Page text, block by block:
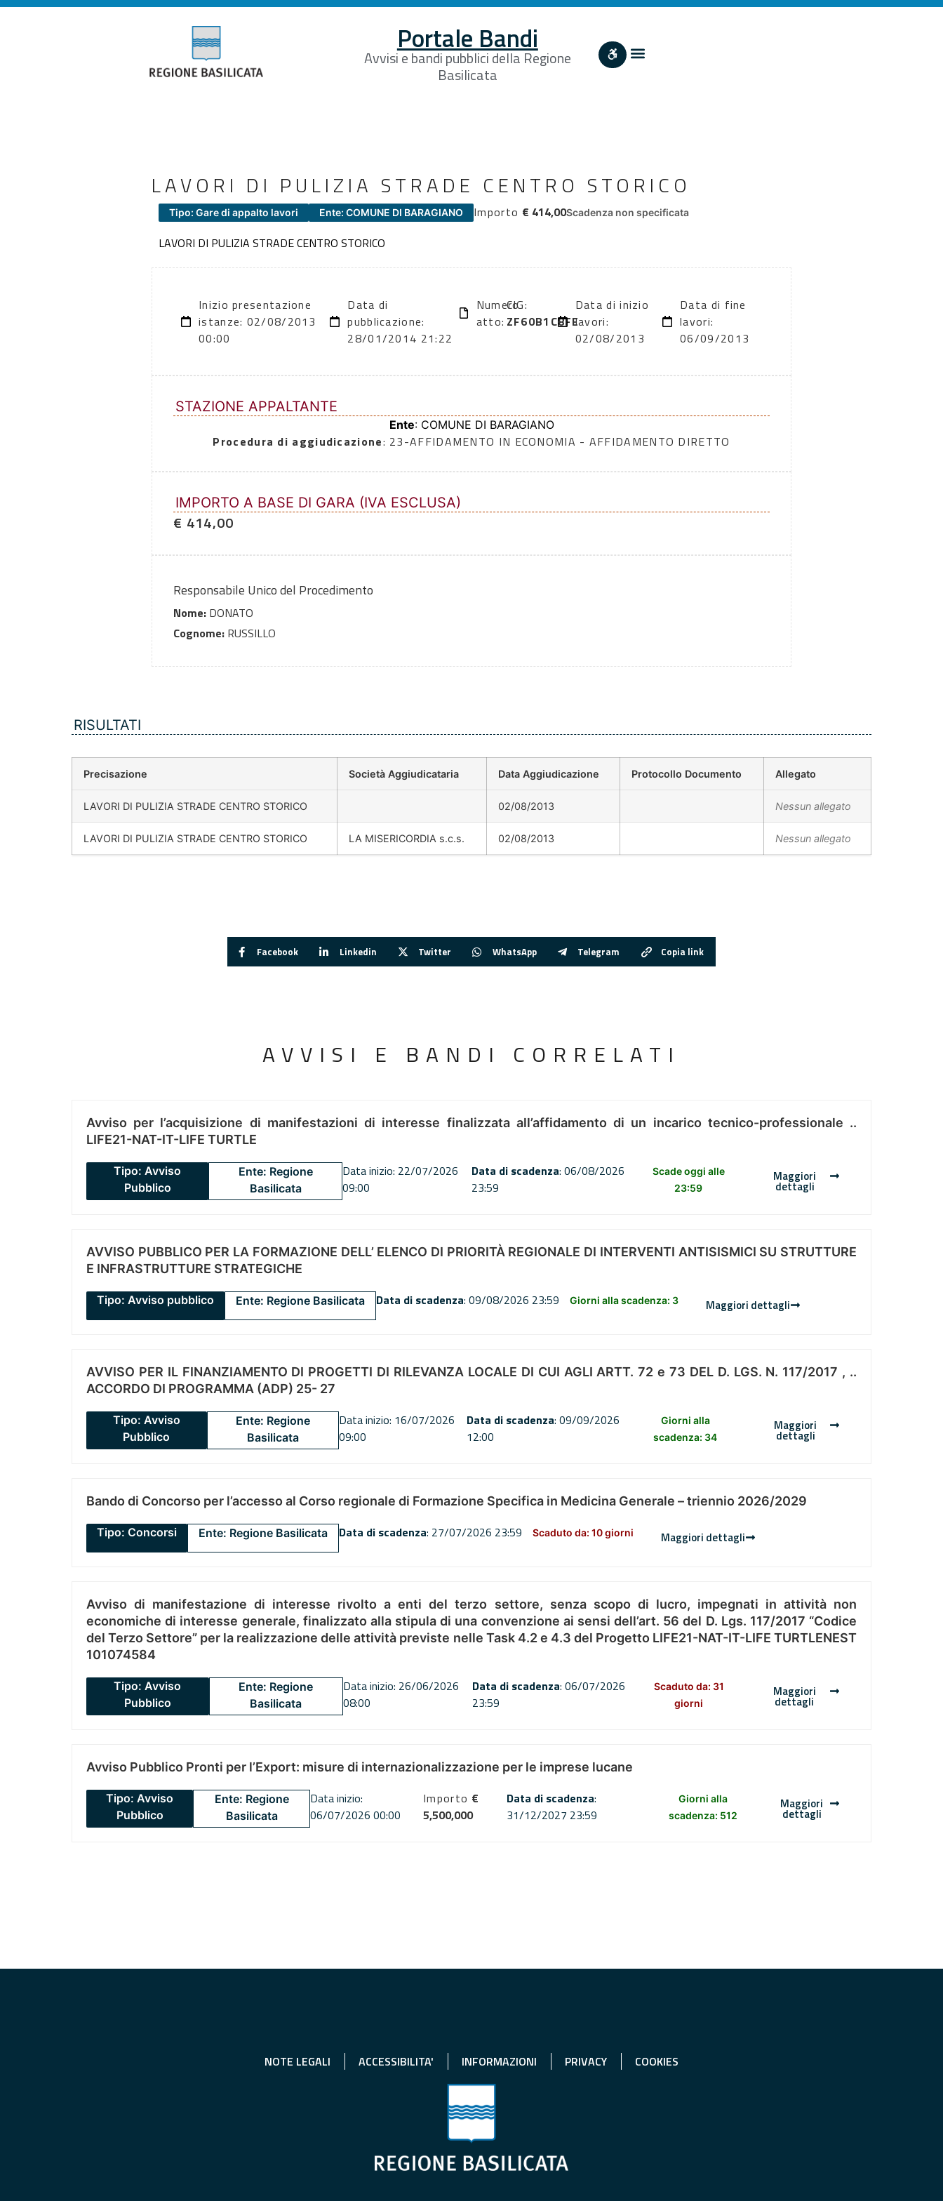
Portale Bandi
Avvisi e bandi pubblici della Regione
Basilicata
LAVORI DI PULIZIA STRADE CENTRO STORICO
Tipo: Gare di appalto lavori Ente: COMUNE DI BARAGIANO Importo € 414,00Scadenza non specificata
LAVORI DI PULIZIA STRADE CENTRO STORICO
Inizio presentazione
istanze: 02/08/2013
00:00
Data di
pubblicazione:
28/01/2014 21:22
Numero
atto:
CIG:
ZF60B1C8FE
Data di inizio
lavori:
02/08/2013
Data di fine
lavori:
06/09/2013
STAZIONE APPALTANTE
Ente: COMUNE DI BARAGIANO
Procedura di aggiudicazione: 23-AFFIDAMENTO IN ECONOMIA - AFFIDAMENTO DIRETTO
IMPORTO A BASE DI GARA (IVA ESCLUSA)
€ 414,00
Responsabile Unico del Procedimento
Nome: DONATO
Cognome: RUSSILLO
RISULTATI
Precisazione Società Aggiudicataria Data Aggiudicazione Protocollo Documento Allegato
LAVORI DI PULIZIA STRADE CENTRO STORICO 02/08/2013 Nessun allegato
LAVORI DI PULIZIA STRADE CENTRO STORICO LA MISERICORDIA s.c.s. 02/08/2013 Nessun allegato
Facebook Linkedin Twitter WhatsApp Telegram Copia link
AVVISI E BANDI CORRELATI
Avviso per l’acquisizione di manifestazioni di interesse finalizzata all’affidamento di un incarico tecnico-professionale ..
LIFE21-NAT-IT-LIFE TURTLE
Tipo: Avviso
Pubblico
Ente: Regione
Basilicata
Data inizio: 22/07/2026
09:00
Data di scadenza: 06/08/2026
23:59
Scade oggi alle
23:59
Maggiori
dettagli
AVVISO PUBBLICO PER LA FORMAZIONE DELL’ ELENCO DI PRIORITÀ REGIONALE DI INTERVENTI ANTISISMICI SU STRUTTURE
E INFRASTRUTTURE STRATEGICHE
Tipo: Avviso pubblico Ente: Regione Basilicata Data di scadenza: 09/08/2026 23:59 Giorni alla scadenza: 3 Maggiori dettagli
AVVISO PER IL FINANZIAMENTO DI PROGETTI DI RILEVANZA LOCALE DI CUI AGLI ARTT. 72 e 73 DEL D. LGS. N. 117/2017 , ..
ACCORDO DI PROGRAMMA (ADP) 25- 27
Tipo: Avviso
Pubblico
Ente: Regione
Basilicata
Data inizio: 16/07/2026
09:00
Data di scadenza: 09/09/2026
12:00
Giorni alla
scadenza: 34
Maggiori
dettagli
Bando di Concorso per l’accesso al Corso regionale di Formazione Specifica in Medicina Generale – triennio 2026/2029
Tipo: Concorsi Ente: Regione Basilicata Data di scadenza: 27/07/2026 23:59 Scaduto da: 10 giorni Maggiori dettagli
Avviso di manifestazione di interesse rivolto a enti del terzo settore, senza scopo di lucro, impegnati in attività non
economiche di interesse generale, finalizzato alla stipula di una convenzione ai sensi dell’art. 56 del D. Lgs. 117/2017 “Codice
del Terzo Settore” per la realizzazione delle attività previste nelle Task 4.2 e 4.3 del Progetto LIFE21-NAT-IT-LIFE TURTLENEST
101074584
Tipo: Avviso
Pubblico
Ente: Regione
Basilicata
Data inizio: 26/06/2026
08:00
Data di scadenza: 06/07/2026
23:59
Scaduto da: 31
giorni
Maggiori
dettagli
Avviso Pubblico Pronti per l’Export: misure di internazionalizzazione per le imprese lucane
Tipo: Avviso
Pubblico
Ente: Regione
Basilicata
Data inizio:
06/07/2026 00:00
Importo €
5,500,000
Data di scadenza:
31/12/2027 23:59
Giorni alla
scadenza: 512
Maggiori
dettagli
NOTE LEGALI ACCESSIBILITA' INFORMAZIONI PRIVACY COOKIES